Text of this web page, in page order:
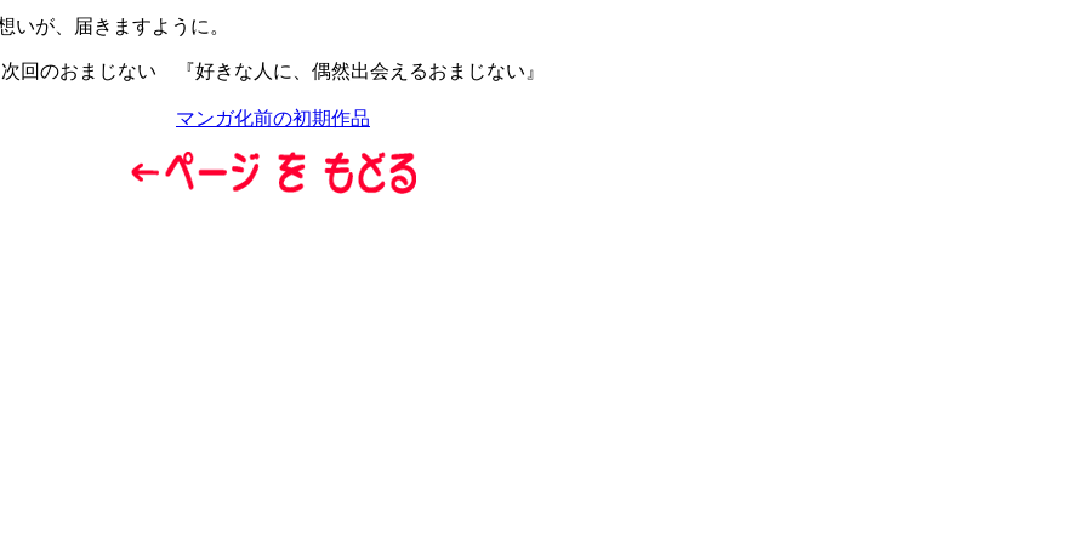
が、届きますように。
次回のおまじない 『好きな人に、偶然出会えるおまじない』
マンガ化前の初期作品